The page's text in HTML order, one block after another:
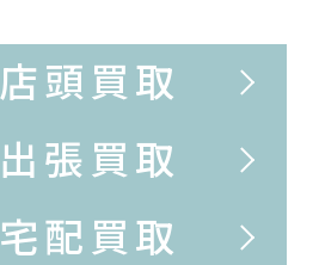
店頭買取
出張買取
宅配買取